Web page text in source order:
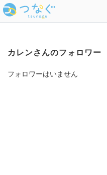
カレンさんのフォロワー
フォロワーはいません